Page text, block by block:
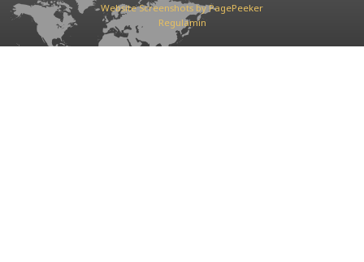
Website Screenshots by PagePeeker
Regulamin